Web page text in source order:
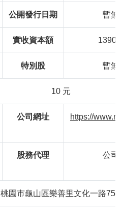
公開發行日期 暫無
實收資本額
特別股 暫無
10 元
公司網址 https://
股務代理 公司
桃園市龜山區樂善里文化一路75號